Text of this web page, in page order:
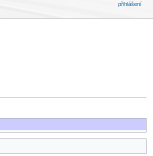
přihlášení